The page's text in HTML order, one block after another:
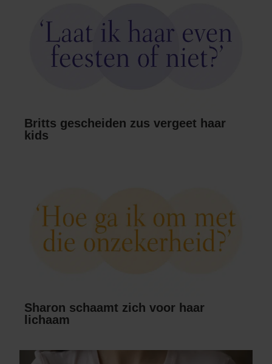
Britts gescheiden zus vergeet haar
kids
Sharon schaamt zich voor haar
lichaam